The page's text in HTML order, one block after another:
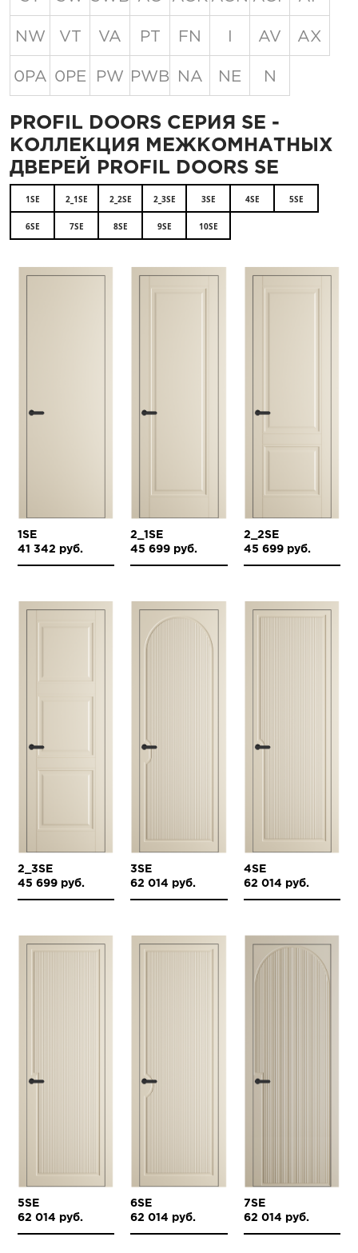
NW VT VA PT FN AV AX
0PA 0PE PW PWB NA NE N
PROFIL DOORS СЕРИЯ SE -
КОЛЛЕКЦИЯ МЕЖКОМНАТНЫХ
ДВЕРЕЙ PROFIL DOORS SE
1SE 2_1SE 2_2SE 2_3SE 3SE 4SE 5SE
6SE 7SE 8SE 9SE 10SE
1SE
41 342 руб.
2_1SE
45 699 руб.
2_2SE
45 699 руб.
2_3SE
45 699 руб.
3SE
62 014 руб.
4SE
62 014 руб.
5SE
62 014 руб.
6SE
62 014 руб.
7SE
62 014 руб.